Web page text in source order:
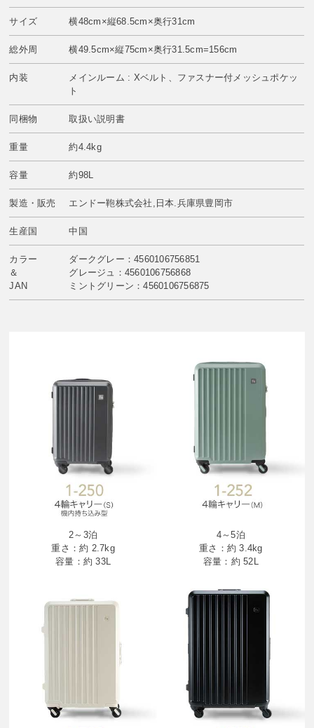
サイズ 横48cm×縦68.5cm×奥行31cm
総外周 横49.5cm×縦75cm×奥行31.5cm=156cm
内装
メインルーム : Xベルト、ファスナー付メッシュポケッ
ト
同梱物 取扱い説明書
重量 約4.4kg
容量 約98L
製造・販売 エンドー鞄株式会社,日本.兵庫県豊岡市
生産国 中国
カラー
＆
JAN
ダークグレー：4560106756851
グレージュ：4560106756868
ミントグリーン：4560106756875
2～3泊
重さ：約 2.7kg
容量：約 33L
4～5泊
重さ：約 3.4kg
容量：約 52L